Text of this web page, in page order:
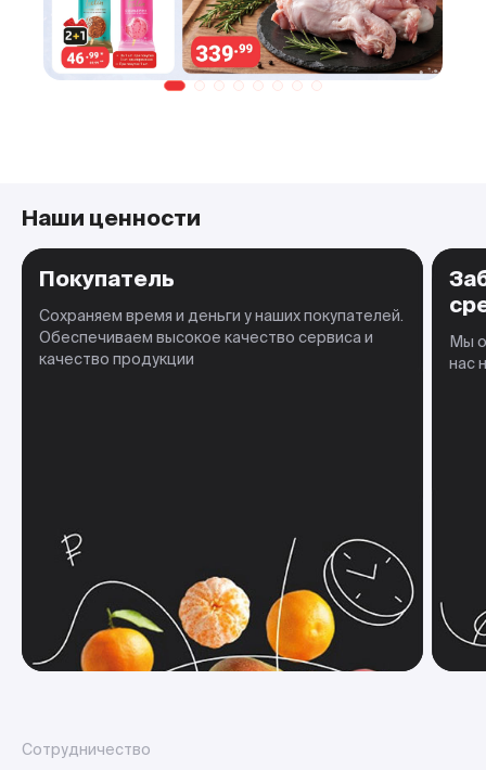
Наши ценности
Покупатель
Сохраняем время и деньги у наших покупателей.
Обеспечиваем высокое качество сервиса и
качество продукции
Мы
нас
Сотрудничество